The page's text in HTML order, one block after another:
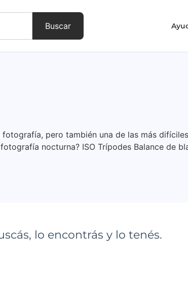
Buscar
pero también una de las más
nocturna? ISO Trípodes Balance de
lo encontrás y lo tenés.